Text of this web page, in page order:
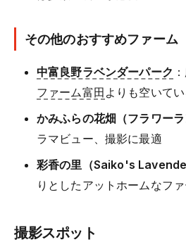
その他のおすすめファーム
中富良野ラベンダーパーク
ファーム富田 よりも空いてい
かみふらの花畑（フラワーラ
ラマビュー、撮影に最適
彩香の里（Saiko's
りとしたアットホームなフ
撮影スポット